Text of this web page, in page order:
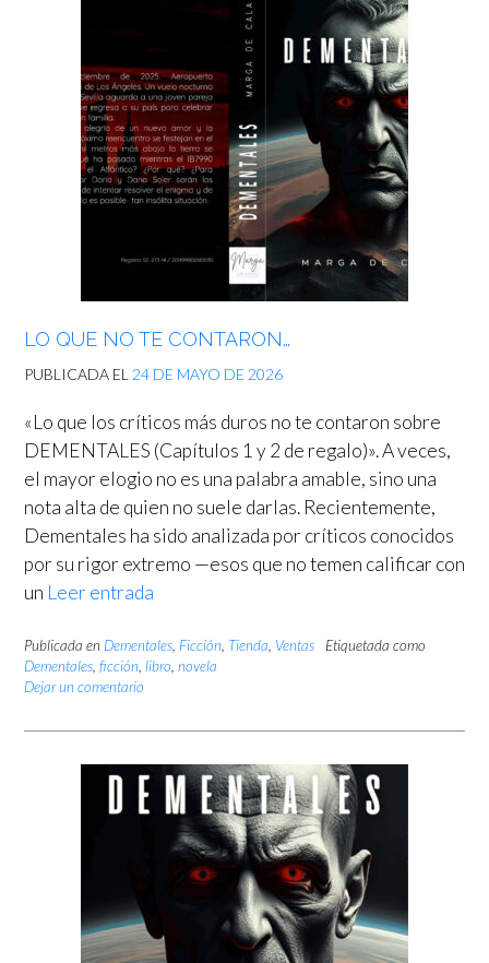
LO QUE NO TE CONTARON…
PUBLICADA EL 24 DE MAYO DE 2026
«Lo que los críticos más duros no te contaron sobre
DEMENTALES (Capítulos 1 y 2 de regalo)». A veces,
el mayor elogio no es una palabra amable, sino una
nota alta de quien no suele darlas. Recientemente,
Dementales ha sido analizada por críticos conocidos
por su rigor extremo —esos que no temen calificar con
un Leer entrada
Publicada en Dementales, Ficción, Tienda, Ventas
Etiquetada como
Dementales, ficción, libro, novela
Dejar un comentario